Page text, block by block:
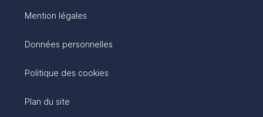
Mention légales
Données personnelles
Politique des cookies
Plan du site